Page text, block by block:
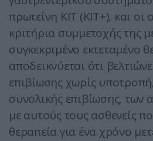
πρωτεΐνη ΚΙΤ (KIT+), και οι
κριτήρια συμμετοχής της
συγκεκριμένο εκτεταμένο
αποδεικνύεται ότι
επιβίωσης χωρίς
συνολικής επιβίωσης, των
με αυτούς τους ασθενείς
θεραπεία για ένα χρόνο